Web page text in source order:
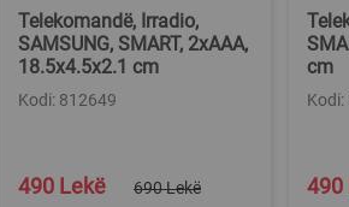
Telekomandë, Irradio,
SAMSUNG, SMART, 2xAAA,
18.5x4.5x2.1 cm
Kodi: 812649
Special
Price
490 Lekë 690 Lekë
cm
Kodi:
Price
490